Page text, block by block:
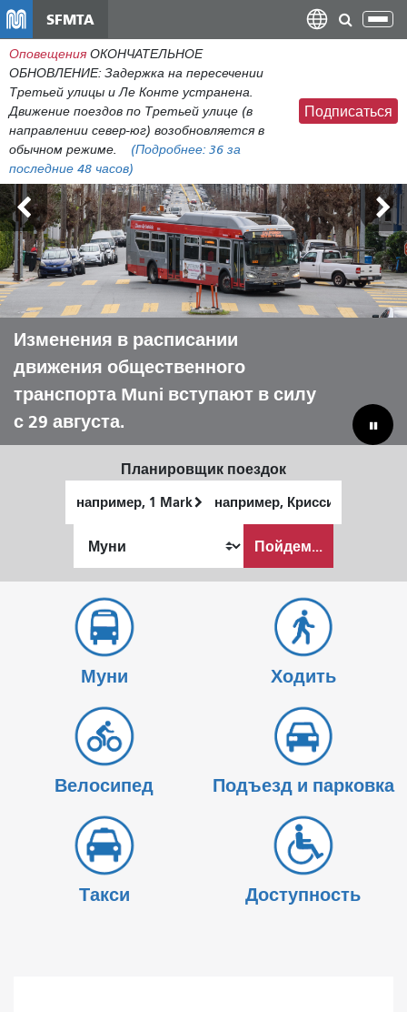
содержанию
SFMTA
Оповещения ОКОНЧАТЕЛЬНОЕ
ОБНОВЛЕНИЕ: Задержка на пересечении
Третьей улицы и Ле Конте устранена.
Движение поездов по Третьей улице (в
направлении север-юг) возобновляется в
обычном режиме.
(Подробнее: 36 за
последние 48 часов)
Подписаться
Внешние земли 7-9 августа
Изменения в расписании
движения общественного
транспорта Muni вступают в силу
с 29 августа.
Пусть Muni поможет вам провести
лето с комфортом.
Преодоление бюджетного
дефицита для спасения
муниципальных коммунальных
предприятий.
Планировщик поездок
местоположение
окончания
хочу
путешествовать
Пойдем...
Муни Ходить
Велосипед Подъезд и парковка
Такси Доступность